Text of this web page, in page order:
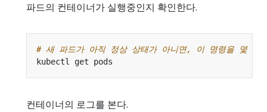
파드의 컨테이너가 실행중인지 확인한다.
# 새 파드가 아직 정상 상태가 아니면, 이 명령을 몇 번
컨테이너의 로그를 본다.